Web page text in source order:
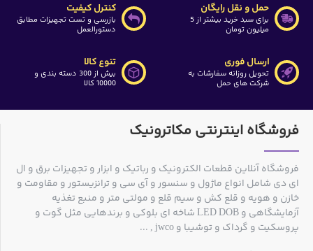
حمل و نقل رایگان
برای سبد خرید بیشتر از 5
میلیون تومان
کنترل کیفیت
بازرسی و تست تجهیزات مطابق
دستورالعمل
ارسال فوری
تحویل روزانه سفارشات به
شرکت های حمل
تنوع کالا
بیش از 300 دسته بندی و
10000 کالا
فروشگاه اینترنتی مکاترونیک
فروشگاه آنلاین قطعات الکترونیک و رباتیک و ابزار و تجهیزات برق و ال
ای دی شامل انواع ماژول و سنسور و آی سی و ترانزیستور و مقاومت و
خازن و هویه و قلع کش و سیم قلع و مولتی متر و منبع تغذیه
آزمایشگاهی و LED DOB شاخه ای بلوکی و برندهایی مثل گوت و
پروسکیت و گرداک و توشیبا و jwco , ...